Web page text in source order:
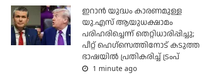
ഇറാന്‍ യുദ്ധം കാരണമുള്ള
യു.എസ് ആയുധക്ഷാമം
പരിഹരിച്ചെന്ന് തെറ്റിധാരിപ്പിച്ചു;
പീറ്റ് ഹെഗ്‌സെത്തിനോട് കടുത്ത
ഭാഷയില്‍ പ്രതികരിച്ച് ട്രംപ്
1 minute ago